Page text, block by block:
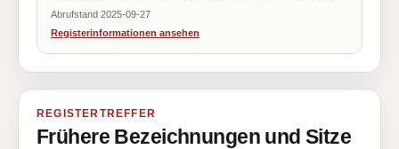
Abrufstand 2025-09-27
Registerinformationen ansehen
REGISTERTREFFER
Frühere Bezeichnungen und Sitze